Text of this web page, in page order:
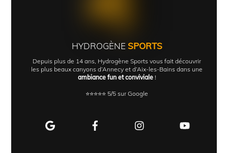
HYDROGÈNE SPORTS
Depuis plus de 14 ans, Hydrogène Sports vous fait découvrir
les plus beaux canyons d’Annecy et d’Aix-les-Bains dans une
ambiance fun et conviviale!
⭐⭐⭐⭐⭐ 5/5 sur Google